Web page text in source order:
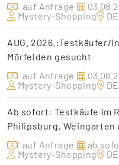
auf Anfrage
Mystery-Shopping
AUG. 2026.:Testkäufer/
Mörfelden gesucht
auf Anfrage
Mystery-Shopping
Ab sofort: Testkäufe im
Philipsburg, Weingarten
auf Anfrage
ab
Mystery-Shopping